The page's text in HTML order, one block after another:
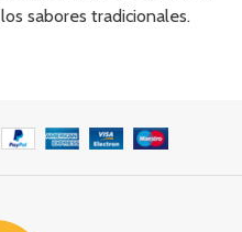
los sabores tradicionales.